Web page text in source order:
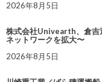
2026年8月5日
株式会社Univearth、倉吉
ネットワークを拡大〜
2026年8月5日